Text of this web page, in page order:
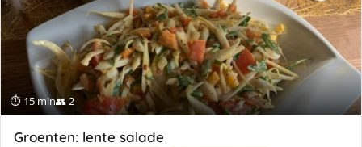
⏱ 15 min👥 2
Groenten: lente salade